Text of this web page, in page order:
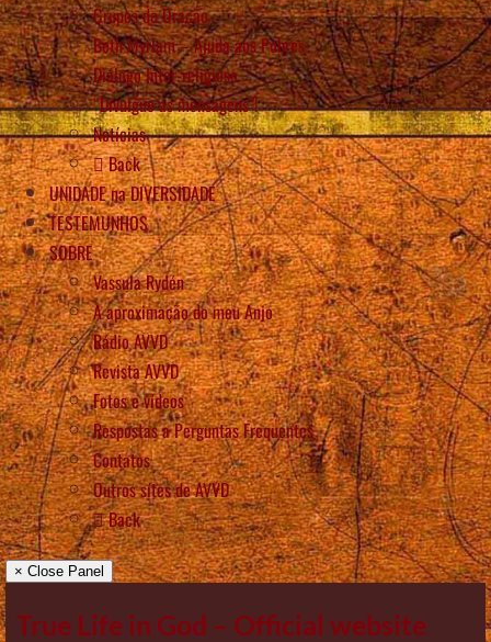
Grupos de Oração
Beth Myriam – Ajuda aos Pobres
Diálogo Inter-religioso
“Divulgue as mensagens”!
Notícias
Back
UNIDADE na DIVERSIDADE
TESTEMUNHOS
SOBRE
Vassula Rydén
A aproximação do meu Anjo
Rádio AVVD
Revista AVVD
Fotos e vídeos
Respostas a Perguntas Frequentes
Contatos
Outros sítes de AVVD
Back
× Close Panel
True Life in God – Official website